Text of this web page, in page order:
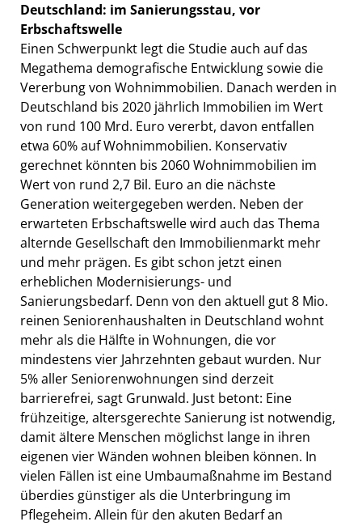
Deutschland: im Sanierungsstau, vor
Erbschaftswelle
Einen Schwerpunkt legt die Studie auch auf das
Megathema demografische Entwicklung sowie die
Vererbung von Wohnimmobilien. Danach werden in
Deutschland bis 2020 jährlich Immobilien im Wert
von rund 100 Mrd. Euro vererbt, davon entfallen
etwa 60% auf Wohnimmobilien. Konservativ
gerechnet könnten bis 2060 Wohnimmobilien im
Wert von rund 2,7 Bil. Euro an die nächste
Generation weitergegeben werden. Neben der
erwarteten Erbschaftswelle wird auch das Thema
alternde Gesellschaft den Immobilienmarkt mehr
und mehr prägen. Es gibt schon jetzt einen
erheblichen Modernisierungs- und
Sanierungsbedarf. Denn von den aktuell gut 8 Mio.
reinen Seniorenhaushalten in Deutschland wohnt
mehr als die Hälfte in Wohnungen, die vor
mindestens vier Jahrzehnten gebaut wurden. Nur
5% aller Seniorenwohnungen sind derzeit
barrierefrei, sagt Grunwald. Just betont: Eine
frühzeitige, altersgerechte Sanierung ist notwendig,
damit ältere Menschen möglichst lange in ihren
eigenen vier Wänden wohnen bleiben können. In
vielen Fällen ist eine Umbaumaßnahme im Bestand
überdies günstiger als die Unterbringung im
Pflegeheim. Allein für den akuten Bedarf an